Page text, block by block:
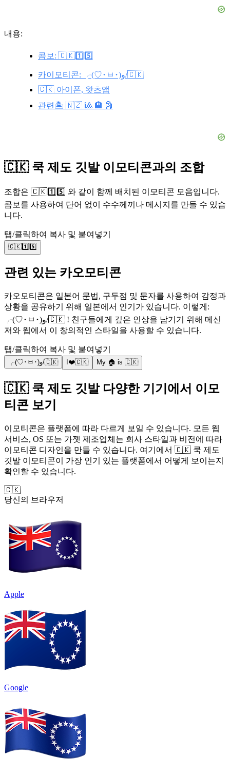
내용:
콤보: 🇨🇰1️⃣5️⃣
카이모티콘: ╭(♡･ㅂ･)و/🇨🇰
🇨🇰 아이폰, 왓츠앱
관련🏝️ 🇳🇿 🎱 🏨 🗿
🇨🇰 쿡 제도 깃발 이모티콘과의 조합
조합은 🇨🇰1️⃣5️⃣ 와 같이 함께 배치된 이모티콘 모음입니다.
콤보를 사용하여 단어 없이 수수께끼나 메시지를 만들 수 있습
니다.
탭/클릭하여 복사 및 붙여넣기
🇨🇰1️⃣5️⃣
관련 있는 카오모티콘
카오모티콘은 일본어 문법, 구두점 및 문자를 사용하여 감정과
상황을 공유하기 위해 일본에서 인기가 있습니다. 이렇게:
╭(♡･ㅂ･)و/🇨🇰 ! 친구들에게 깊은 인상을 남기기 위해 메신
저와 웹에서 이 창의적인 스타일을 사용할 수 있습니다.
탭/클릭하여 복사 및 붙여넣기
╭(♡･ㅂ･)و/🇨🇰 I❤️🇨🇰 My 🏠 is 🇨🇰
🇨🇰 쿡 제도 깃발 다양한 기기에서 이모
티콘 보기
이모티콘은 플랫폼에 따라 다르게 보일 수 있습니다. 모든 웹
서비스, OS 또는 가젯 제조업체는 회사 스타일과 비전에 따라
이모티콘 디자인을 만들 수 있습니다. 여기에서 🇨🇰 쿡 제도
깃발 이모티콘이 가장 인기 있는 플랫폼에서 어떻게 보이는지
확인할 수 있습니다.
🇨🇰
당신의 브라우저
Apple
Google